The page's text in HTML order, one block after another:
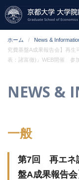
ホーム News &
究費基盤A成果報告会】再生
表：諸富徹)』WEB開催 参
NEWS &
一般
第7回 再エネ
盤A成果報告